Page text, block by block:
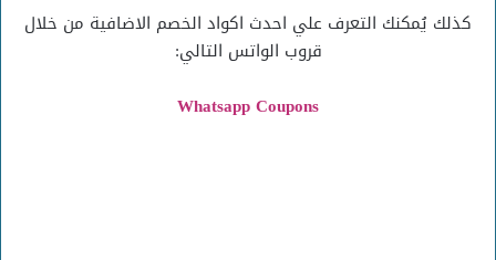
كذلك يُمكنك التعرف علي احدث اكواد الخصم الاضافية من خلال
قروب الواتس التالي:
Whatsapp Coupons